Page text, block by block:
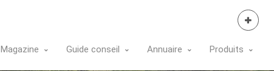
Magazine Guide conseil Annuaire Produits